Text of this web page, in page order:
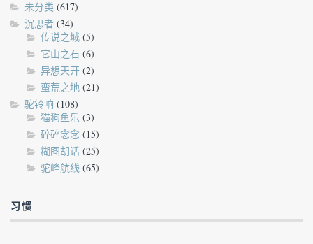
未分类 (617)
沉思者 (34)
传说之城 (5)
它山之石 (6)
异想天开 (2)
蛮荒之地 (21)
驼铃响 (108)
猫狗鱼乐 (3)
碎碎念念 (15)
糊图胡话 (25)
驼峰航线 (65)
习惯